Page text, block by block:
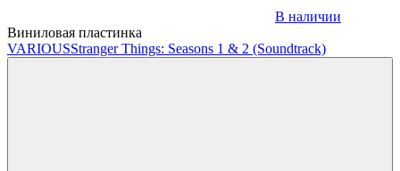
В наличии
Виниловая пластинка
VARIOUSStranger Things: Seasons 1 & 2 (Soundtrack)